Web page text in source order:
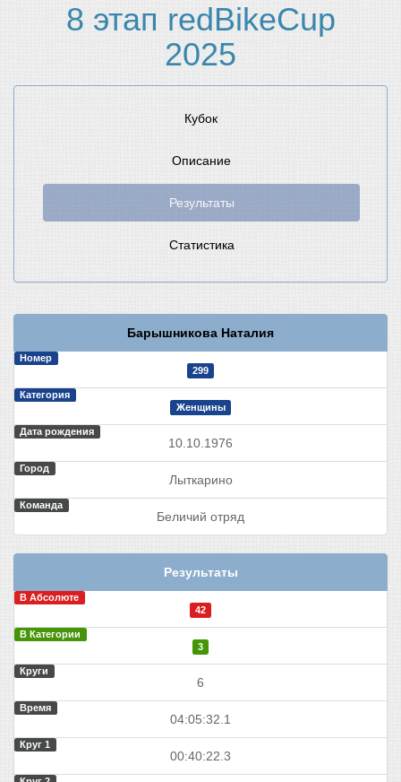
8 этап redBikeCup
2025
Кубок
Описание
Результаты
Статистика
Барышникова Наталия
Номер
299
Категория
Женщины
Дата рождения
10.10.1976
Город
Лыткарино
Команда
Беличий отряд
Результаты
В Абсолюте
42
В Категории
3
Круги
6
Время
04:05:32.1
Круг 1
00:40:22.3